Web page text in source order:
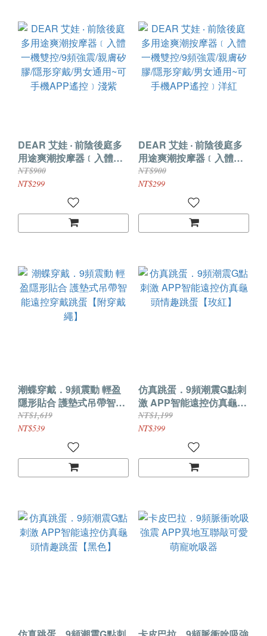
DEAR 艾娃 ‧ 前陰後庭多
用途爽潮按摩器﹝入體一
機雙控/9頻強震/親膚矽膠/
隱形穿戴/男女通用~可手
機APP遙控﹞淺紫
NT$900
NT$299
DEAR 艾娃 ‧ 前陰後庭多
用途爽潮按摩器﹝入體一
機雙控/9頻強震/親膚矽膠/
隱形穿戴/男女通用~可手
機APP遙控﹞洋紅
NT$900
NT$299
潮蝶穿戴．9頻震動 輕盈
隱形貼合 護墊式吊帶智能
遠控穿戴跳蛋【附穿戴
繩】
NT$1,619
NT$539
仿真跳蛋．9頻潮震G點刺
激 APP智能遠控仿真龜頭
情趣跳蛋【玫紅】
NT$1,199
NT$399